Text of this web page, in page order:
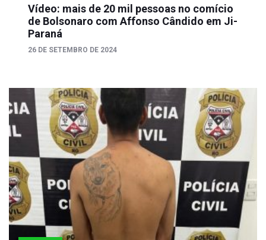
Vídeo: mais de 20 mil pessoas no comício
de Bolsonaro com Affonso Cândido em Ji-
Paraná
26 DE SETEMBRO DE 2024